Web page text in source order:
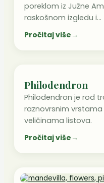
poreklom iz Južne
raskošnom izgledu i…
Pročitaj više→
Philodendron
Philodendron je rod
raznovrsnim
veličinama listova.
Pročitaj više→